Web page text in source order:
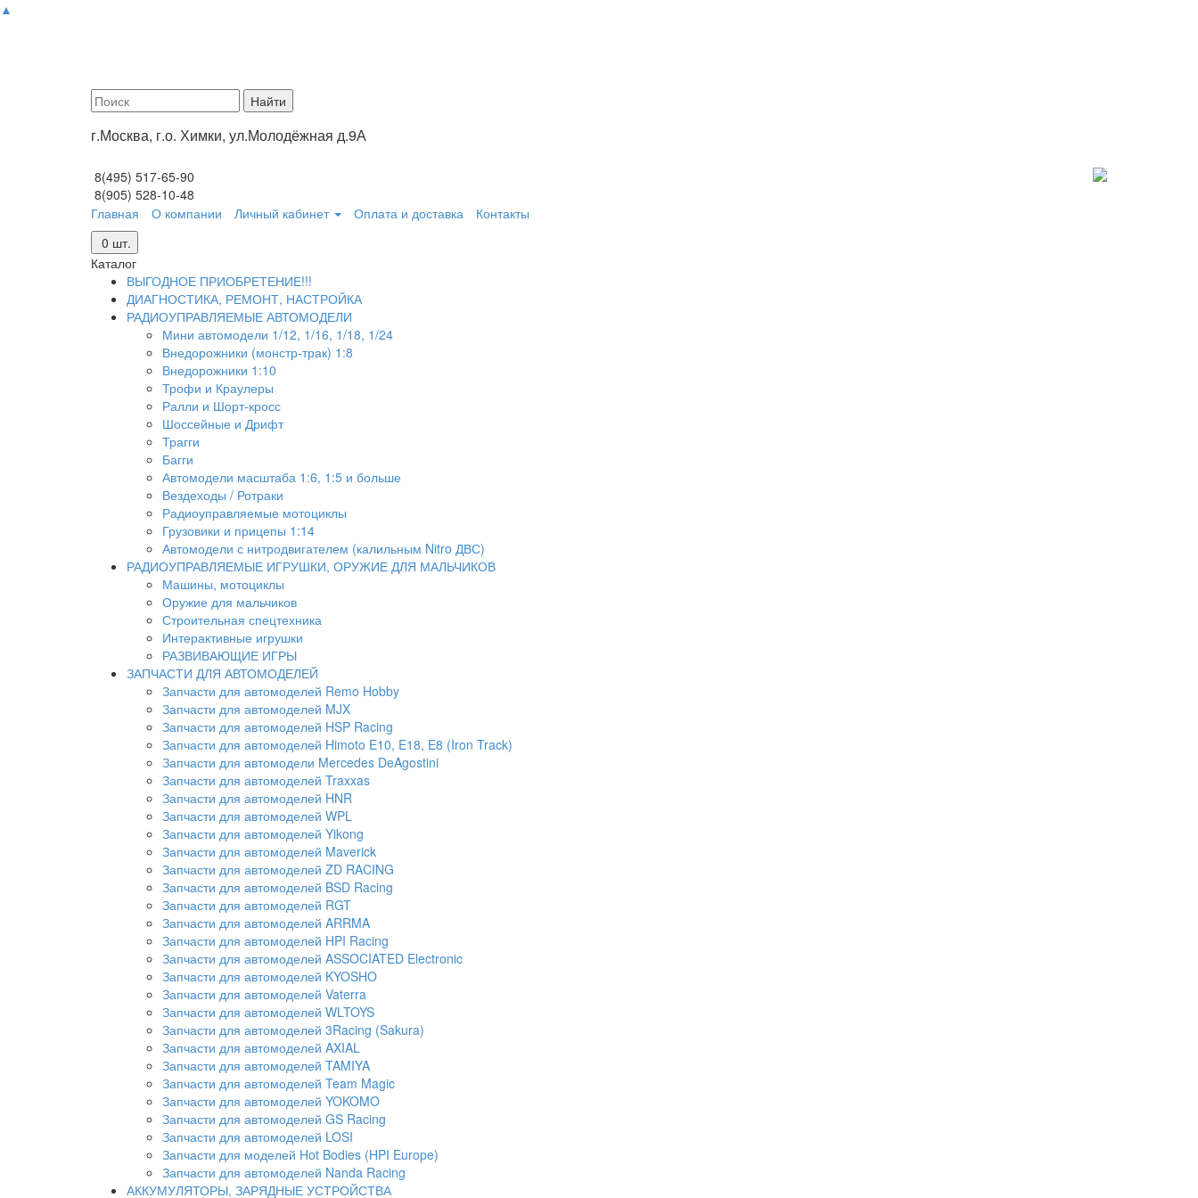
▲
г.Москва, г.о. Химки, ул.Молодёжная д.9А
8(495) 517-65-90
8(905) 528-10-48
Главная
О компании Личный кабинет Оплата и доставка
Контакты
0 шт.
Каталог
ВЫГОДНОЕ ПРИОБРЕТЕНИЕ!!!
ДИАГНОСТИКА, РЕМОНТ, НАСТРОЙКА
РАДИОУПРАВЛЯЕМЫЕ АВТОМОДЕЛИ
Мини автомодели 1/12, 1/16, 1/18, 1/24
Внедорожники (монстр-трак) 1:8
Внедорожники 1:10
Трофи и Краулеры
Ралли и Шорт-кросс
Шоссейные и Дрифт
Трагги
Багги
Автомодели масштаба 1:6, 1:5 и больше
Вездеходы / Ротраки
Радиоуправляемые мотоциклы
Грузовики и прицепы 1:14
Автомодели с нитродвигателем (калильным Nitro ДВС)
РАДИОУПРАВЛЯЕМЫЕ ИГРУШКИ, ОРУЖИЕ ДЛЯ МАЛЬЧИКОВ
Машины, мотоциклы
Оружие для мальчиков
Строительная спецтехника
Интерактивные игрушки
РАЗВИВАЮЩИЕ ИГРЫ
ЗАПЧАСТИ ДЛЯ АВТОМОДЕЛЕЙ
Запчасти для автомоделей Remo Hobby
Запчасти для автомоделей MJX
Запчасти для автомоделей HSP Racing
Запчасти для автомоделей Himoto E10, E18, E8 (Iron Track)
Запчасти для автомодели Mercedes DeAgostini
Запчасти для автомоделей Traxxas
Запчасти для автомоделей HNR
Запчасти для автомоделей WPL
Запчасти для автомоделей Yikong
Запчасти для автомоделей Maverick
Запчасти для автомоделей ZD RACING
Запчасти для автомоделей BSD Racing
Запчасти для автомоделей RGT
Запчасти для автомоделей ARRMA
Запчасти для автомоделей HPI Racing
Запчасти для автомоделей ASSOCIATED Electronic
Запчасти для автомоделей KYOSHO
Запчасти для автомоделей Vaterra
Запчасти для автомоделей WLTOYS
Запчасти для автомоделей 3Racing (Sakura)
Запчасти для автомоделей AXIAL
Запчасти для автомоделей TAMIYA
Запчасти для автомоделей Team Magic
Запчасти для автомоделей YOKOMO
Запчасти для автомоделей GS Racing
Запчасти для автомоделей LOSI
Запчасти для моделей Hot Bodies (HPI Europe)
Запчасти для автомоделей Nanda Racing
АККУМУЛЯТОРЫ, ЗАРЯДНЫЕ УСТРОЙСТВА